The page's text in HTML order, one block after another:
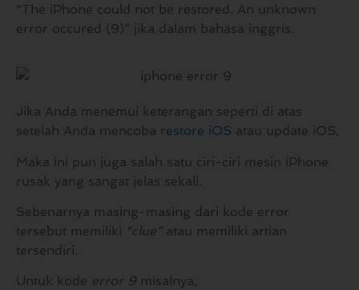
“The iPhone could not be restored. An unknown
error occured (9)” jika dalam bahasa inggris.
Jika Anda menemui keterangan seperti di atas
setelah Anda mencoba restore iOS atau update iOS,
Maka ini pun juga salah satu ciri-ciri mesin iPhone
rusak yang sangat jelas sekali.
Sebenarnya masing-masing dari kode error
tersebut memiliki “clue”atau memiliki artian
tersendiri.
Untuk kode error 9misalnya,